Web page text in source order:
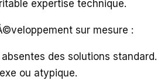
expertise technique.
sur mesure :
des solutions standard.
ou atypique.